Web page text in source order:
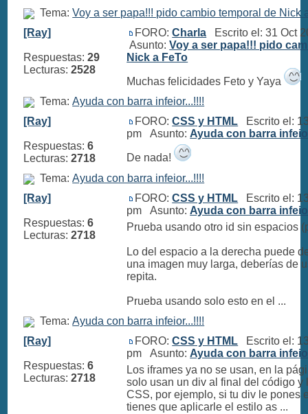
Tema:Voy a ser papa!!! pido cambio temporal de Nick
[Ray]
Respuestas:29
Lecturas:2528
FORO:Charla Escrito el: 31 Oct
Asunto:Voy a ser papa!!! pido
Nick a FeTo
Muchas felicidades Feto y Yaya
Tema:Ayuda con barra infeior...!!!!
[Ray]
Respuestas:6
Lecturas:2718
FORO:CSS y HTML Escrito el:
pm Asunto: Ayuda con barra
De nada!
Tema:Ayuda con barra infeior...!!!!
[Ray]
Respuestas:6
Lecturas:2718
FORO:CSS y HTML Escrito el:
pm Asunto: Ayuda con barra
Prueba usando otro id sin espacios
Lo del espacio a la derecha puede
una imagen muy larga, deberías de
repita.
Prueba usando solo esto en el ...
Tema:Ayuda con barra infeior...!!!!
[Ray]
Respuestas:6
Lecturas:2718
FORO:CSS y HTML Escrito el:
pm Asunto: Ayuda con barra
Los iframes ya no se usan, en la
solo usan un div al final del código y
CSS, por ejemplo, si tu div le pones
tienes que aplicarle el estilo as ...